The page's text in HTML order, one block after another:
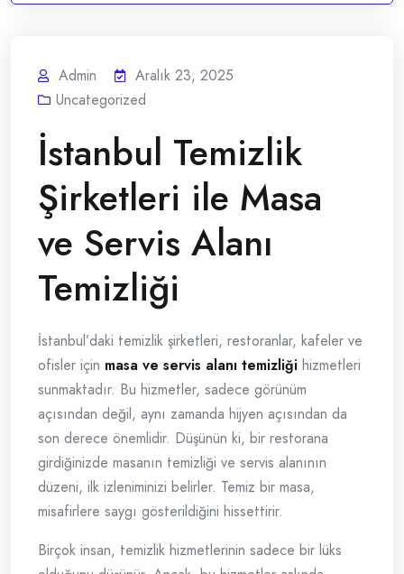
Admin
Aralık 23, 2025
Uncategorized
İstanbul Temizlik
Şirketleri ile Masa
ve Servis Alanı
Temizliği
İstanbul’daki temizlik şirketleri, restoranlar, kafeler ve
ofisler için masa ve servis alanı temizliği hizmetleri
sunmaktadır. Bu hizmetler, sadece görünüm
açısından değil, aynı zamanda hijyen açısından da
son derece önemlidir. Düşünün ki, bir restorana
girdiğinizde masanın temizliği ve servis alanının
düzeni, ilk izleniminizi belirler. Temiz bir masa,
misafirlere saygı gösterildiğini hissettirir.
Birçok insan, temizlik hizmetlerinin sadece bir lüks